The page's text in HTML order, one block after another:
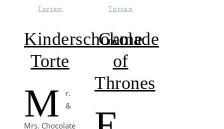
Torten
Kinderschokolade
Torte
M
r.
&
Mrs. Chocolate
Torten
Game
of
Thrones